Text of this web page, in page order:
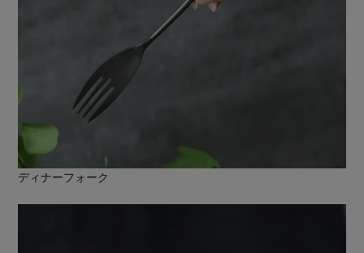
ディナーフォーク